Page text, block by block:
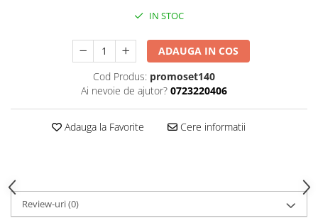
Piese Din Plastic
Piese rezerva
Piese sah electronice
Piese sah electronice
Piese Sah Tematice
Sah Magnetic India
IN STOC
ADAUGA IN COS
Cod Produs: promoset140
Ai nevoie de ajutor? 0723220406
Adauga la Favorite Cere informatii
Review-uri(0)